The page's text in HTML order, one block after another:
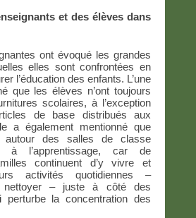
et des élèves dans
ont évoqué les grandes
elles sont confrontées en
l’éducation des enfants. L’une
que les élèves n’ont toujours
scolaires, à l’exception
de base distribués aux
a également mentionné que
autour des salles de classe
à l’apprentissage, car de
continuent d’y vivre et
activités quotidiennes –
nettoyer – juste à côté des
la concentration des